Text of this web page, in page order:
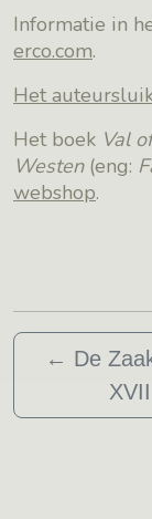
Informatie in
erco.com.
Het
Het boek Val
Westen (eng:
webshop.
← De
XVII